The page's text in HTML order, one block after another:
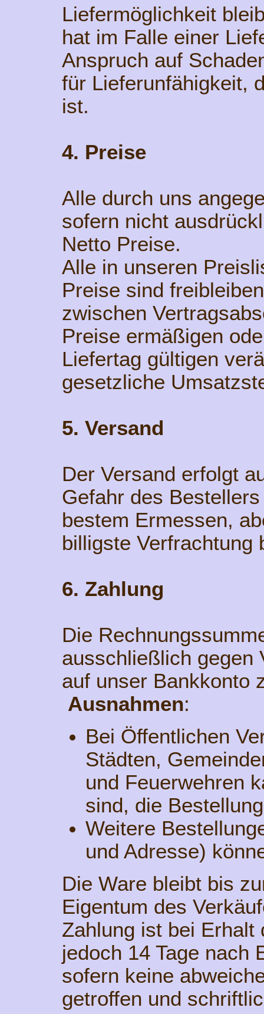
Liefermöglichkeit
hat im Falle einer
Anspruch auf
für Lieferunfähigkeit,
ist.
4. Preise
Alle durch uns
sofern nicht
Netto Preise.
Alle in unseren
Preise sind
zwischen
Preise ermäßigen
Liefertag gültigen
gesetzliche
5. Versand
Der Versand erfolgt
Gefahr des
bestem Ermessen,
billigste Verfrachtung
6. Zahlung
Die
ausschließlich gegen
auf unser Bankkonto
Ausnahmen:
Bei Öffentlichen
Städten,
und Feuerwehren
sind, die
Weitere
und Adresse)
Die Ware bleibt bis
Eigentum des
Zahlung ist bei Erhalt
jedoch 14 Tage nach
sofern keine
getroffen und